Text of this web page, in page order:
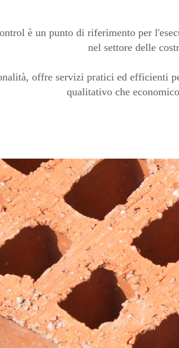
è un punto di riferimento per
nel settore delle
offre servizi pratici ed efficienti
qualitativo che